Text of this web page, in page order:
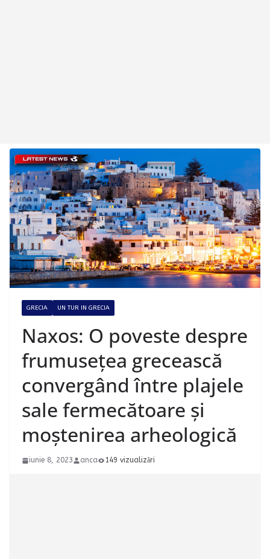
GRECIA UN TUR IN GRECIA
Naxos: O poveste despre
frumusețea grecească
convergând între plajele
sale fermecătoare și
moștenirea arheologică
iunie 8, 2023 anca 149 vizualizări